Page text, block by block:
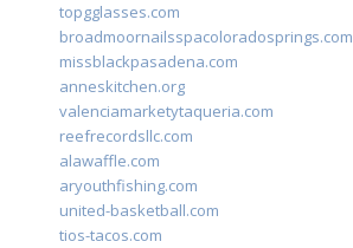
topgglasses.com
broadmoornailsspacoloradosprings.com
missblackpasadena.com
anneskitchen.org
valenciamarketytaqueria.com
reefrecordsllc.com
alawaffle.com
aryouthfishing.com
united-basketball.com
tios-tacos.com